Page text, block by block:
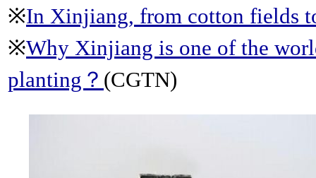
※In Xinjiang, from cotton fields
※Why Xinjiang is one of the
planting？ (CGTN)